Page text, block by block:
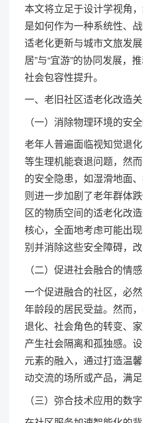
本文将立足于设计学视角
是如何作为一种系统性、
适老化更新与城市文旅发
居”与“宜游”的协同发展，
社会包容性提升。
一、老旧社区适老化改造
（一）消除物理环境的安
老年人普遍面临视知觉退
等生理机能衰退问题，然
的安全隐患，如湿滑地面
则进一步加剧了老年群体
区的物质空间的适老化改
核心，全面地考虑可能出
别并消除这些安全障碍，
（二）促进社会融合的情
一个促进融合的社区，必
年龄段的居民受益。然而
退化、社会角色的转变、
产生社会隔离和孤独感。
元素的融入，通过打造温
动交流的场所或产品，满
（三）弥合技术应用的数